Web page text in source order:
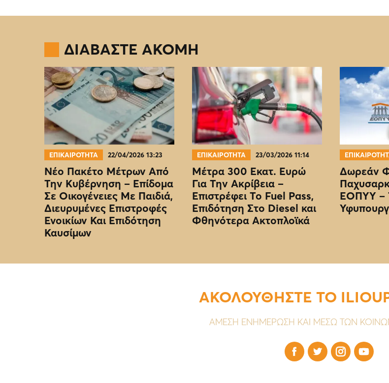
ΔΙΑΒΑΣΤΕ ΑΚΟΜΗ
ΕΠΙΚΑΙΡΟΤΗΤΑ 22/04/2026 13:23
Νέο Πακέτο Μέτρων Από
Την Κυβέρνηση – Επίδομα
Σε Οικογένειες Με Παιδιά,
Διευρυμένες Επιστροφές
Ενοικίων Και Επιδότηση
Καυσίμων
ΕΠΙΚΑΙΡΟΤΗΤΑ 23/03/2026 11:14
Μέτρα 300 Εκατ. Ευρώ
Για Την Ακρίβεια –
Επιστρέφει Το Fuel Pass,
Επιδότηση Στο Diesel και
Φθηνότερα Ακτοπλοϊκά
Δωρεάν
EOΠΥΥ –
ΑΚΟΛΟΥΘΗΣΤΕ ΤΟ
ΑΜΕΣΗ ΕΝΗΜΕΡΩΣΗ ΚΑΙ ΜΕΣΩ ΤΩΝ
   